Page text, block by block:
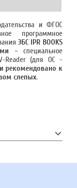
и ФГОС
программное
ЭБС IPR BOOKS
– специальное
Reader (для ОС -
рекомендовано к
слепых.